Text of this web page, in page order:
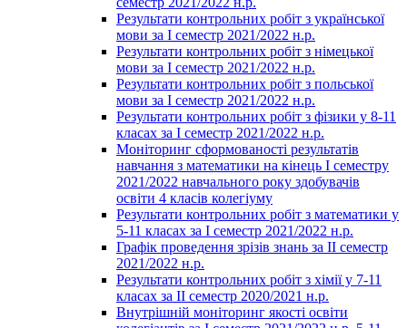
Результати контрольних робіт з української
мови за І семестр 2021/2022 н.р.
Результати контрольних робіт з німецької
мови за І семестр 2021/2022 н.р.
Результати контрольних робіт з польської
мови за І семестр 2021/2022 н.р.
Результати контрольних робіт з фізики у 8-11
класах за І семестр 2021/2022 н.р.
Моніторинг сформованості результатів
навчання з математики на кінець І семестру
2021/2022 навчального року здобувачів
освіти 4 класів колегіуму
Результати контрольних робіт з математики у
5-11 класах за І семестр 2021/2022 н.р.
Графік проведення зрізів знань за ІІ семестр
2021/2022 н.р.
Результати контрольних робіт з хімії у 7-11
класах за ІІ семестр 2020/2021 н.р.
Внутрішній моніторинг якості освіти